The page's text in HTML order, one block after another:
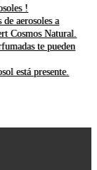
!
aerosoles a
Cosmos Natural.
te pueden
está presente.